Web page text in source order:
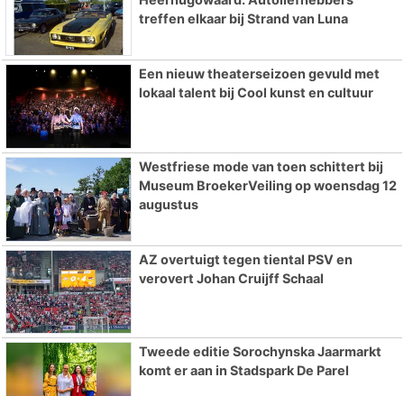
treffen elkaar bij Strand van Luna
Een nieuw theaterseizoen gevuld met
lokaal talent bij Cool kunst en cultuur
Westfriese mode van toen schittert bij
Museum BroekerVeiling op woensdag 12
augustus
AZ overtuigt tegen tiental PSV en
verovert Johan Cruijff Schaal
Tweede editie Sorochynska Jaarmarkt
komt er aan in Stadspark De Parel